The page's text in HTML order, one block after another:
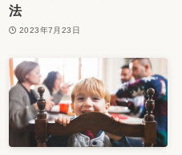
法
2023年7月23日